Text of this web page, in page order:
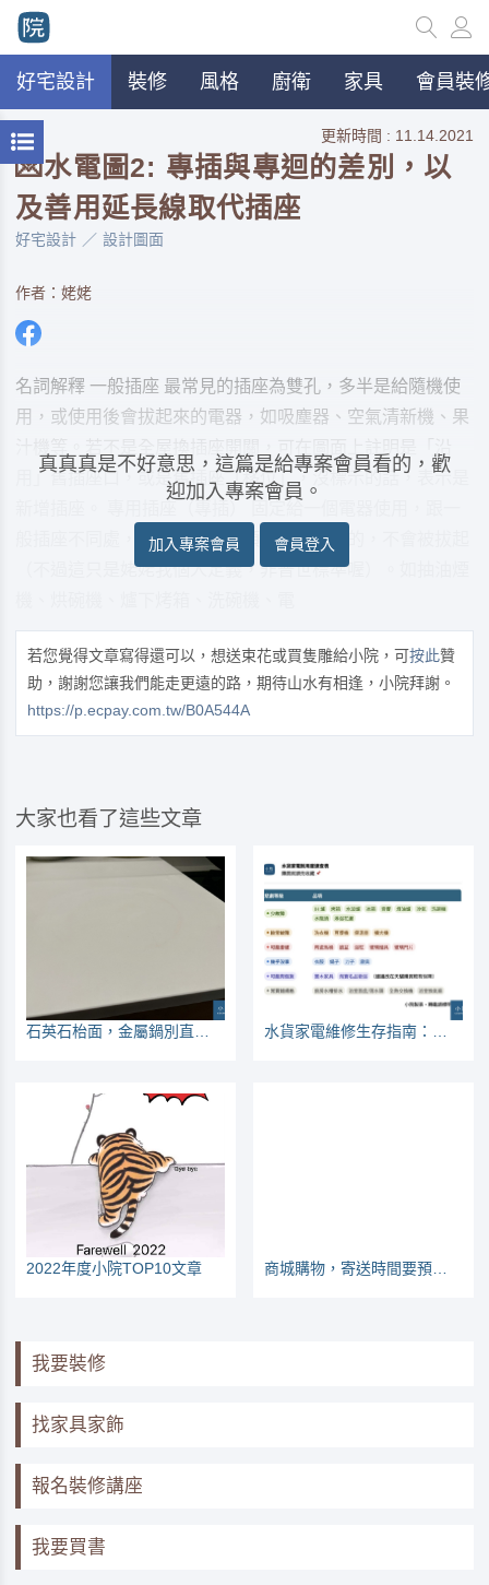
好宅設計 裝修 風格 廚衛 家具 會員裝
更新時間 : 11.14.2021
💌水電圖2: 專插與專迴的差別，以
及善用延長線取代插座
好宅設計 設計圖面
作者：姥姥
名詞解釋 一般插座 最常見的插座為雙孔，多半是給隨機使
用，或使用後會拔起來的電器，如吸塵器、空氣清新機、果
用」舊插座口，或是舊插座「移位」，沒標示的話，表示是
般插座不同處，專插是電器插頭固定插在那的，不會被拔起
（不過這只是姥姥我個人定義，非普世標準喔）。如抽油煙
真真真是不好意思，這篇是給專案會員看的，歡
迎加入專案會員。
加入專案會員 會員登入
若您覺得文章寫得還可以，想送束花或買隻雕給小院，可按此贊
助，謝謝您讓我們能走更遠的路，期待山水有相逢，小院拜謝。
https://p.ecpay.com.tw/B0A544A
大家也看了這些文章
2022年度小院TOP10文章
我要裝修
找家具家飾
報名裝修講座
我要買書